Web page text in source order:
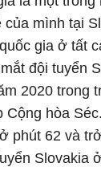
mình tại
gia ở tất
đội tuyển
2020 trong
Cộng hòa
phút 62 và
Slovakia